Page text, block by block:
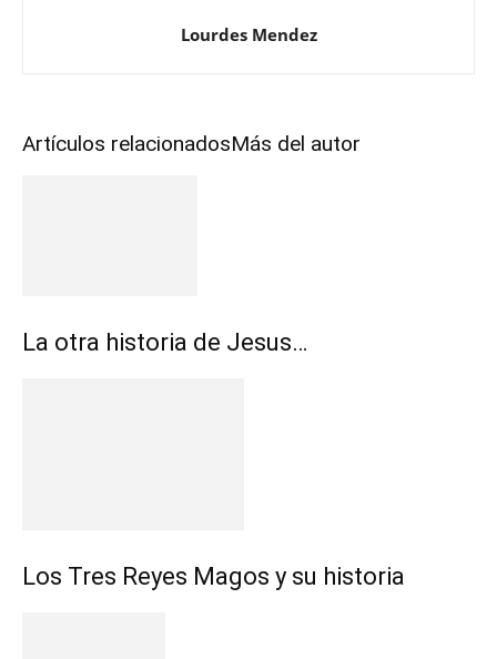
Lourdes Mendez
Artículos relacionadosMás del autor
La otra historia de Jesus…
Los Tres Reyes Magos y su historia